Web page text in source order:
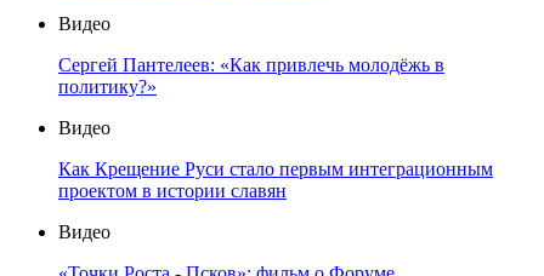
Видео
Сергей Пантелеев: «Как привлечь молодёжь в
политику?»
Видео
Как Крещение Руси стало первым интеграционным
проектом в истории славян
Видео